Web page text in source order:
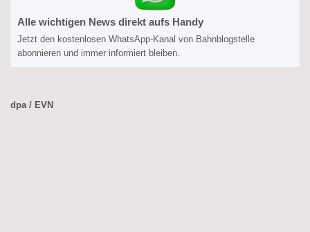
Alle wichtigen News direkt aufs Handy
Jetzt den kostenlosen WhatsApp-Kanal von Bahnblogstelle
abonnieren und immer informiert bleiben.
dpa / EVN